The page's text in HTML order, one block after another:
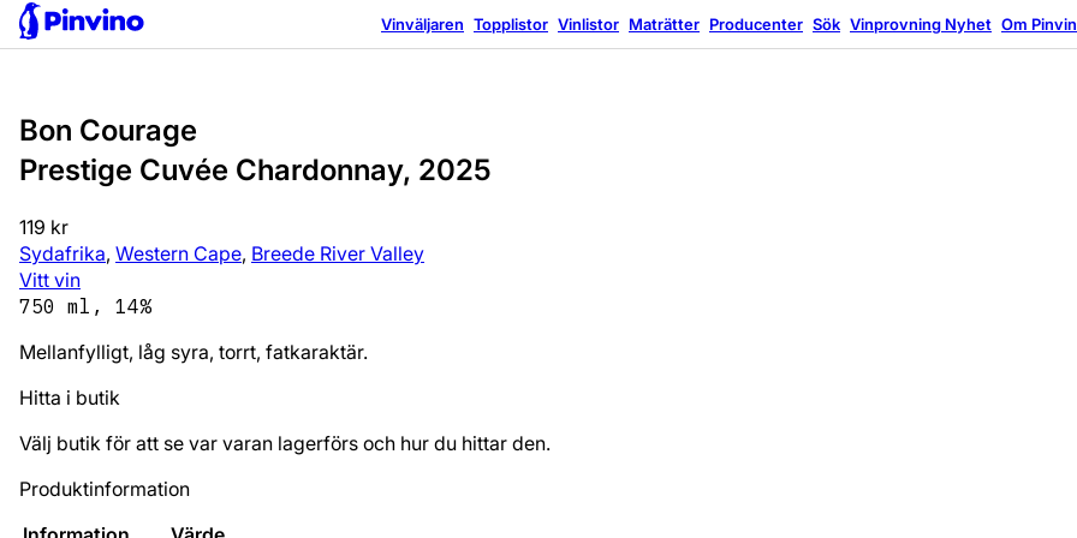
Vinväljaren Topplistor Vinlistor Maträtter Producenter Sök Vinprovning Nyhet Om
Bon Courage
Prestige Cuvée Chardonnay, 2025
119 kr
Sydafrika, Western Cape, Breede River Valley
Vitt vin
750 ml, 14%
Mellanfylligt, låg syra, torrt, fatkaraktär.
Hitta i butik
Välj butik för att se var varan lagerförs och hur du hittar den.
Produktinformation